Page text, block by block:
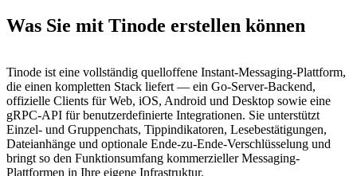
Was Sie mit Tinode erstellen können
Tinode ist eine vollständig quelloffene Instant-Messaging-Plattform,
die einen kompletten Stack liefert — ein Go-Server-Backend,
offizielle Clients für Web, iOS, Android und Desktop sowie eine
gRPC-API für benutzerdefinierte Integrationen. Sie unterstützt
Einzel- und Gruppenchats, Tippindikatoren, Lesebestätigungen,
Dateianhänge und optionale Ende-zu-Ende-Verschlüsselung und
bringt so den Funktionsumfang kommerzieller Messaging-
Plattformen in Ihre eigene Infrastruktur.